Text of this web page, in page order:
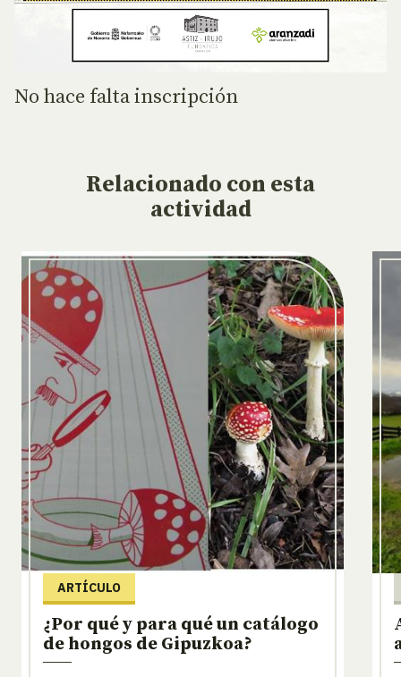
No hace falta inscripción
Relacionado con esta
actividad
ARTÍCULO
¿Por qué y para qué un catálogo
de hongos de Gipuzkoa?